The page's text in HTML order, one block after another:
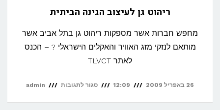
ריהוט גן לעיצוב הגינה הביתית
מחפש חברות אשר מספקות ריהוט גן בתל אביב אשר
מותאם לנזקי מזג האוויר והאקלים הישראלי ? – הכנס
לאתר TLVCT
26 באפריל 2009 12:09 סגור לתגובות על admin